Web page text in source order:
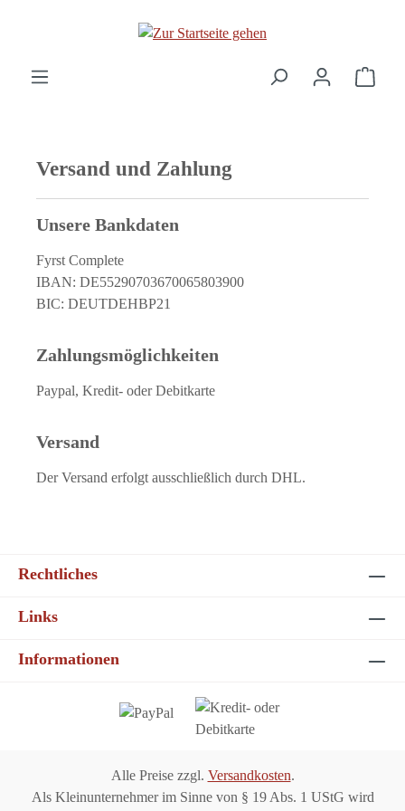
Zum Hauptinhalt springen
Versand und Zahlung
Unsere Bankdaten
Fyrst Complete
IBAN: DE55290703670065803900
BIC: DEUTDEHBP21
Zahlungsmöglichkeiten
Paypal, Kredit- oder Debitkarte
Versand
Der Versand erfolgt ausschließlich durch DHL.
Rechtliches
Links
Informationen
Alle Preise zzgl. Versandkosten.
Als Kleinunternehmer im Sinne von § 19 Abs. 1 UStG wird